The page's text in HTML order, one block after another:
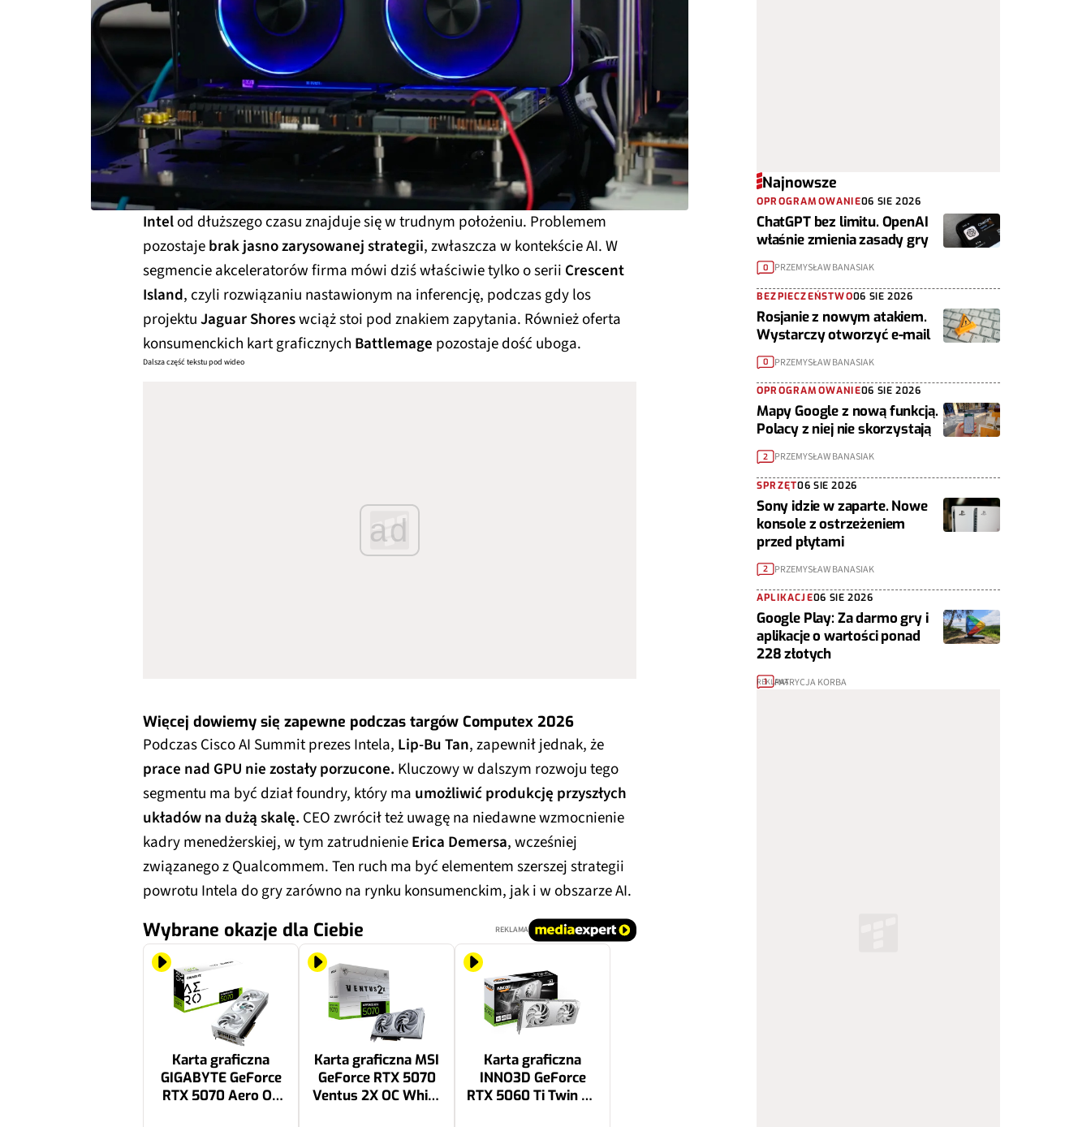
Intelod dłuższego czasu znajduje się w trudnym położeniu. Problemem
pozostajebrak jasno zarysowanej strategii, zwłaszcza w kontekście AI. W
segmencie akceleratorów firma mówi dziś właściwie tylko o serii Crescent
Island, czyli rozwiązaniu nastawionym na inferencję, podczas gdy los
projektuJaguar Shoreswciąż stoi pod znakiem zapytania. Również oferta
konsumenckich kart graficznych Battlemage pozostaje dość uboga.
Dalsza część tekstu pod wideo
ad
Więcej dowiemy się zapewne podczas targów Computex 2026
Podczas Cisco AI Summit prezes Intela, Lip-Bu Tan, zapewnił jednak, że
prace nad GPU nie zostały porzucone. Kluczowy w dalszym rozwoju tego
segmentu ma być dział foundry, który ma umożliwić produkcję przyszłych
układów na dużą skalę. CEO zwrócił też uwagę na niedawne wzmocnienie
kadry menedżerskiej, w tym zatrudnienieErica Demersa, wcześniej
związanego z Qualcommem. Ten ruch ma być elementem szerszej strategii
powrotu Intela do gry zarówno na rynku konsumenckim, jak i w obszarze AI.
Wybrane okazje dla Ciebie REKLAMA
Karta graficzna
GIGABYTE GeForce
RTX 5070 Aero OC
Karta graficzna MSI
GeForce RTX 5070
Ventus 2X OC White
Karta graficzna
INNO3D GeForce
RTX 5060 Ti Twin X2
Najnowsze
OPROGRAMOWANIE06 SIE 2026
ChatGPT bez limitu. OpenAI
właśnie zmienia zasady gry
0 PRZEMYSŁAW BANASIAK
BEZPIECZEŃSTWO06 SIE 2026
Rosjanie z nowym atakiem.
Wystarczy otworzyć e-mail
0 PRZEMYSŁAW BANASIAK
OPROGRAMOWANIE06 SIE 2026
Mapy Google z nową funkcją.
Polacy z niej nie skorzystają
2 PRZEMYSŁAW BANASIAK
SPRZĘT06 SIE 2026
Sony idzie w zaparte. Nowe
konsole z ostrzeżeniem
przed płytami
2 PRZEMYSŁAW BANASIAK
APLIKACJE06 SIE 2026
Google Play: Za darmo gry i
aplikacje o wartości ponad
228 złotych
1 PATRYCJA KORBA